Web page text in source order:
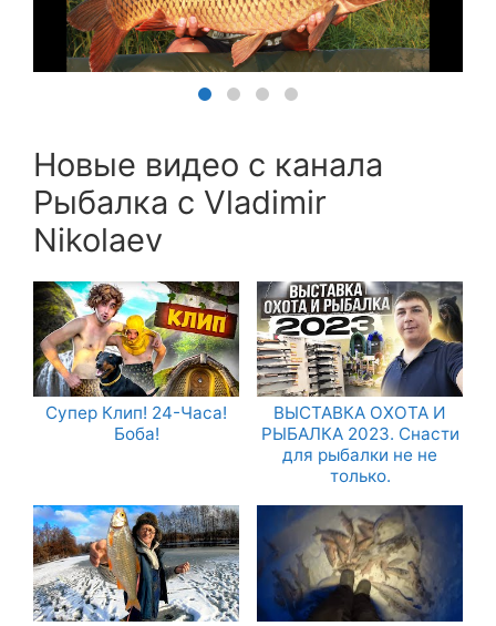
Новые видео с канала
Рыбалка с Vladimir
Nikolaev
Супер Клип! 24-Часа!
Боба!
ВЫСТАВКА ОХОТА И
РЫБАЛКА 2023. Снасти
для рыбалки не не
только.